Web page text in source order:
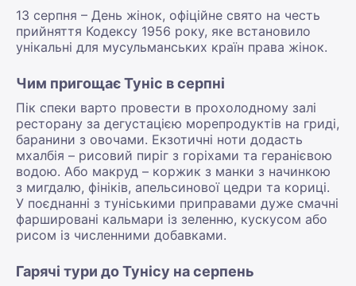
13 серпня – День жінок, офіційне свято на честь
прийняття Кодексу 1956 року, яке встановило
унікальні для мусульманських країн права жінок.
Чим пригощає Туніс в серпні
Пік спеки варто провести в прохолодному залі
ресторану за дегустацією морепродуктів на гриді,
баранини з овочами. Екзотичні ноти додасть
мхалбія – рисовий пиріг з горіхами та геранієвою
водою. Або макруд – коржик з манки з начинкою
з мигдалю, фініків, апельсинової цедри та кориці.
У поєднанні з туніськими приправами дуже смачні
фаршировані кальмари із зеленню, кускусом або
рисом із численними добавками.
Гарячі тури до Тунісу на серпень